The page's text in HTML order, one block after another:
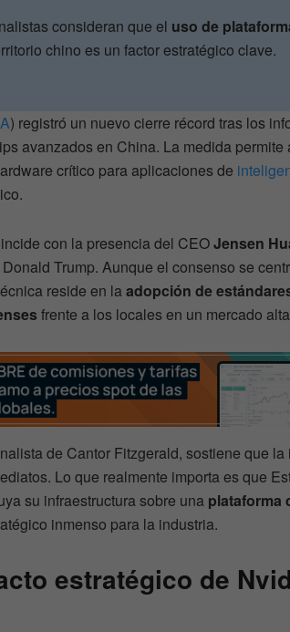
consideran que el uso de
chino es un factor estratégico clave.
) registró un nuevo cierre récord tras los
avanzados en China. La medida
crítico para aplicaciones de
con la presencia del CEOJensen
Trump. Aunque el consenso se
reside en laadopción de
frente a los locales en un mercado
de Cantor Fitzgerald, sostiene que
Lo que realmente importa es que
su infraestructura sobre una plataforma
inmenso para la industria.
estratégico de